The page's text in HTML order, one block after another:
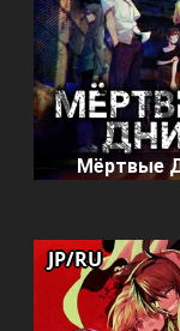
Мёртвые
JP/RU